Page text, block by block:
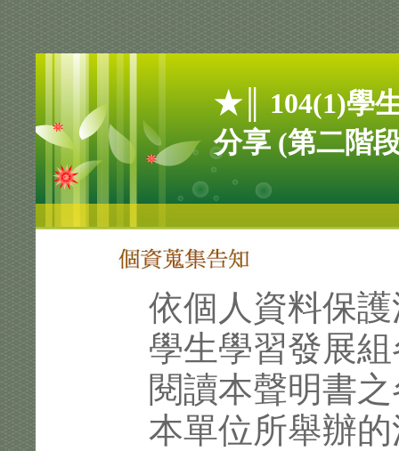
★║ 104(1)學
分享 (第二階
依個人資料保
學生學習發展
閱讀本聲明書
本單位所舉辦